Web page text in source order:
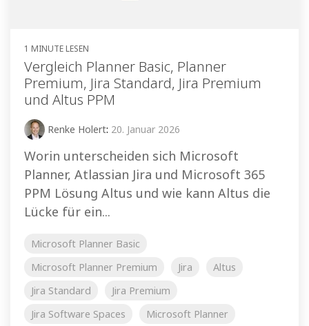
1 MINUTE LESEN
Vergleich Planner Basic, Planner
Premium, Jira Standard, Jira Premium
und Altus PPM
Renke Holert: 20. Januar 2026
Worin unterscheiden sich Microsoft
Planner, Atlassian Jira und Microsoft 365
PPM Lösung Altus und wie kann Altus die
Lücke für ein...
Microsoft Planner Basic
Microsoft Planner Premium
Jira
Altus
Jira Standard
Jira Premium
Jira Software Spaces
Microsoft Planner